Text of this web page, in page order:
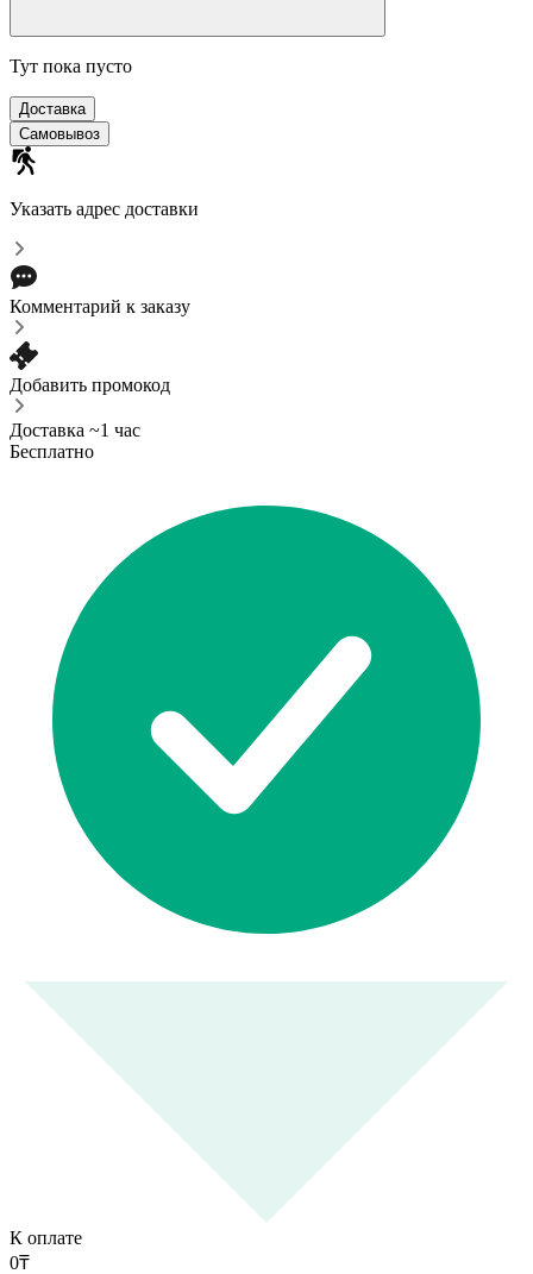
Тут пока пусто
Доставка
Самовывоз
Указать адрес доставки
Комментарий к заказу
Добавить промокод
Доставка ~1 час
Бесплатно
К оплате
0₸